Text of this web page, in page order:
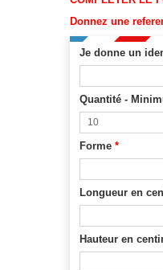
Donnez une
Je donne un
Quantité -
10
Forme *
Longueur en
Hauteur en